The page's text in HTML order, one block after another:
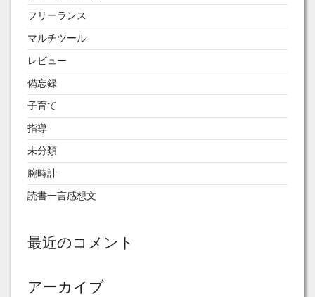
フリーランス
マルチツール
レビュー
備忘録
子育て
指導
未分類
腕時計
読書一言感想文
最近のコメント
アーカイブ